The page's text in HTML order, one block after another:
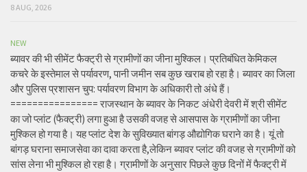
8 AUG, 2026
NEW
ब्यावर की भी सीमेंट फैक्ट्री से ग्रामीणों का जीना मुश्किल। प्रतिबंधित केमिकल
कचरे के इस्तेमाल से पर्यावरण, पानी जमीन सब कुछ खराब हो रहा है। ब्यावर का जिला
और पुलिस प्रशासन चुप: पर्यावरण विभाग के अधिकारी तो अंधे हैं।
================ राजस्थान के ब्यावर के निकट अंधेरी देवरी में श्री सीमेंट
का जो प्लांट (फैक्ट्री) लगा हुआ है उसकी वजह से आसपास के ग्रामीणों का जीना
मुश्किल हो गया है। यह प्लांट देश के सुविख्यात बांगड़ औद्योगिक घराने का है। यूं तो
बांगड़ घराना समाजसेवा का दावा करता है,लेकिन ब्यावर प्लांट की वजह से ग्रामीणों को
सांस लेना भी मुश्किल हो रहा है। ग्रामीणों के अनुसार पिछले कुछ दिनों में फैक्ट्री में